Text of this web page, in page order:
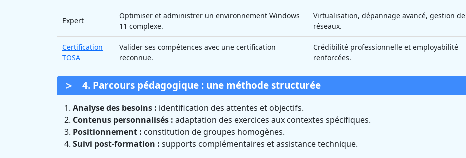
Expert
Optimiser et administrer un environnement Windows
11 complexe.
Virtualisation, dépannage avancé, gestion de
réseaux.
Certification
TOSA
Valider ses compétences avec une certification
reconnue.
Crédibilité professionnelle et employabilité
renforcées.
4. Parcours pédagogique : une méthode structurée
Analyse des besoins : identification des attentes et objectifs.
Contenus personnalisés : adaptation des exercices aux contextes spécifiques.
Positionnement : constitution de groupes homogènes.
Suivi post-formation : supports complémentaires et assistance technique.